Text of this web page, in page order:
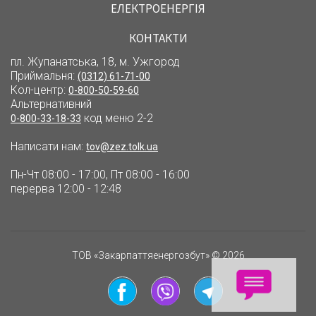
ЕЛЕКТРОЕНЕРГІЯ
КОНТАКТИ
пл. Жупанатська, 18, м. Ужгород
Приймальня: (0312) 61-71-00
Кол-центр: 0-800-50-59-60
Альтернативний
0-800-33-18-33 код меню 2-2
Написати нам: tov@zez.tolk.ua
Пн-Чт 08:00 - 17:00, Пт 08:00 - 16:00
перерва 12:00 - 12:48
ТОВ «Закарпаттяенергозбут» © 2026